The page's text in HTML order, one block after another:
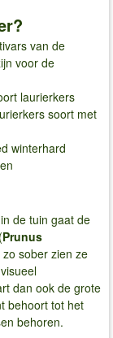
van de
voor de
laurierkers
soort met
winterhard
de tuin gaat de
Prunus
sober zien ze
dan ook de grote
behoort tot het
behoren.